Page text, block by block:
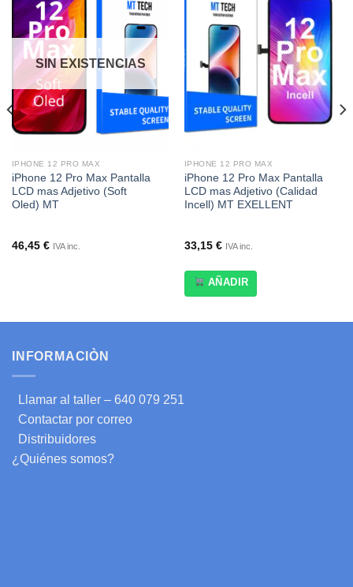
Añadir
a la
lista de
deseos
SIN EXISTENCIAS
IPHONE 12 PRO MAX
iPhone 12 Pro Max Pantalla
LCD mas Adjetivo (Soft
Oled) MT
46,45 € IVA inc.
Añadir
lista de
deseos
IPHONE 12 PRO MAX
iPhone 12 Pro Max Pantalla
LCD mas Adjetivo (Calidad
Incell) MT EXELLENT
33,15 € IVA inc.
AÑADIR
INFORMACIÒN
Llamar al taller – 640 079 251
Contactar por correo
Distribuidores
¿Quiénes somos?